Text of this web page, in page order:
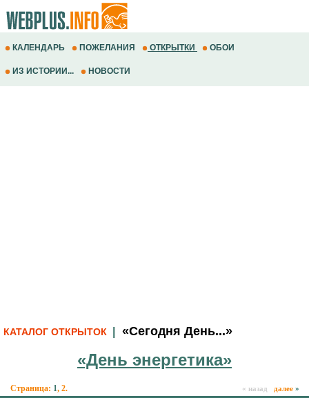
КАЛЕНДАРЬ ПОЖЕЛАНИЯ ОТКРЫТКИ ОБОИ
ИЗ ИСТОРИИ... НОВОСТИ
КАТАЛОГ ОТКРЫТОК «Сегодня День...»
«День энергетика»
Страница: 1, 2. « назад далее »